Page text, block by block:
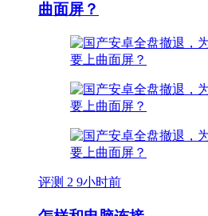
曲面屏？
评测 2 9小时前